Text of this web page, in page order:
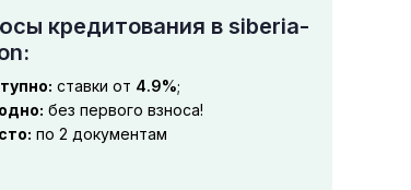
кредитования в siberia-
ставки от 4.9%;
без первого взноса!
по 2 документам